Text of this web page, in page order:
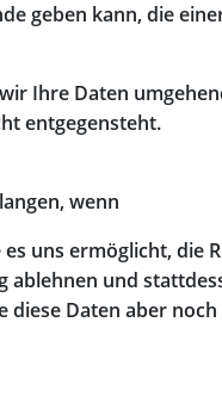
geben kann, die
Ihre Daten
entgegensteht.
wenn
uns ermöglicht, die
und
Daten aber